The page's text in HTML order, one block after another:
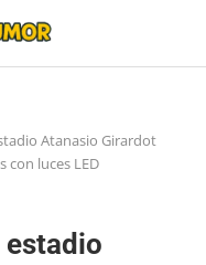
Atanasio Girardot
con luces LED
estadio